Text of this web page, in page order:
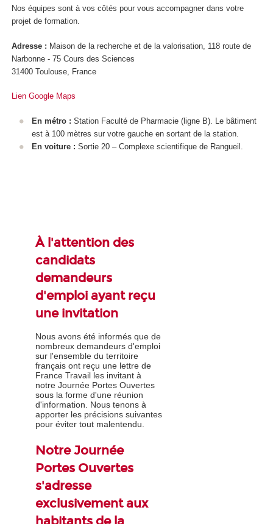
Nos équipes sont à vos côtés pour vous accompagner dans votre
projet de formation.
Adresse : Maison de la recherche et de la valorisation, 118 route de
Narbonne - 75 Cours des Sciences
31400 Toulouse, France
Lien Google Maps
En métro : Station Faculté de Pharmacie (ligne B). Le bâtiment
est à 100 mètres sur votre gauche en sortant de la station.
En voiture : Sortie 20 – Complexe scientifique de Rangueil.
À l'attention des
candidats
demandeurs
d'emploi ayant reçu
une invitation
Nous avons été informés que de
nombreux demandeurs d'emploi
sur l'ensemble du territoire
français ont reçu une lettre de
France Travail les invitant à
notre Journée Portes Ouvertes
sous la forme d'une réunion
d'information. Nous tenons à
apporter les précisions suivantes
pour éviter tout malentendu.
Notre Journée
Portes Ouvertes
s'adresse
exclusivement aux